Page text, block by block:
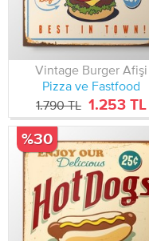
Vintage Burger Afişi
Pizza ve Fastfood
1.790 TL 1.253 TL
%30